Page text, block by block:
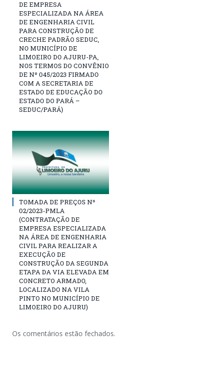
DE EMPRESA
ESPECIALIZADA NA ÁREA
DE ENGENHARIA CIVIL
PARA CONSTRUÇÃO DE
CRECHE PADRÃO SEDUC,
NO MUNICÍPIO DE
LIMOEIRO DO AJURU-PA,
NOS TERMOS DO CONVÊNIO
DE Nº 045/2023 FIRMADO
COM A SECRETARIA DE
ESTADO DE EDUCAÇÃO DO
ESTADO DO PARÁ –
SEDUC/PARÁ)
TOMADA DE PREÇOS Nº
02/2023-PMLA
(CONTRATAÇÃO DE
EMPRESA ESPECIALIZADA
NA ÁREA DE ENGENHARIA
CIVIL PARA REALIZAR A
EXECUÇÃO DE
CONSTRUÇÃO DA SEGUNDA
ETAPA DA VIA ELEVADA EM
CONCRETO ARMADO,
LOCALIZADO NA VILA
PINTO NO MUNICÍPIO DE
LIMOEIRO DO AJURU)
Os comentários estão fechados.